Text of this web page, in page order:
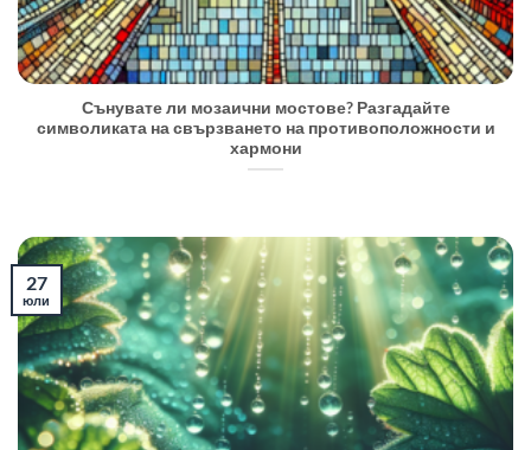
Сънувате ли мозаични мостове? Разгадайте
символиката на свързването на противоположности и
хармони
27
юли